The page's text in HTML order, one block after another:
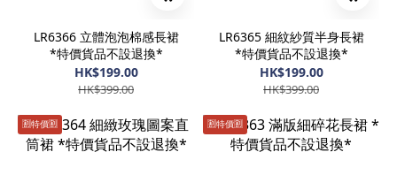
LR6366 立體泡泡棉感長裙
*特價貨品不設退換*
HK$199.00
HK$399.00
LR6365 細紋紗質半身長裙
*特價貨品不設退換*
HK$199.00
HK$399.00
🈹️特價🈹️ 🈹️特價🈹️